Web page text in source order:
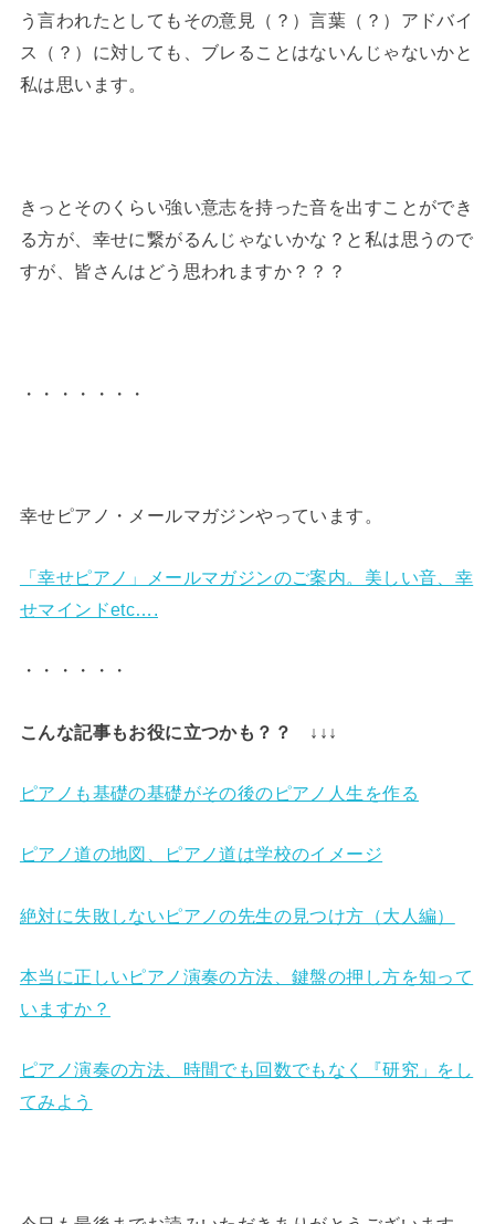
う言われたとしてもその意見（？）言葉（？）アドバイ
ス（？）に対しても、ブレることはないんじゃないかと
私は思います。
きっとそのくらい強い意志を持った音を出すことができ
る方が、幸せに繋がるんじゃないかな？と私は思うので
すが、皆さんはどう思われますか？？？
・・・・・・・
幸せピアノ・メールマガジンやっています。
「幸せピアノ」メールマガジンのご案内。美しい音、幸
せマインドetc….
・・・・・・
こんな記事もお役に立つかも？？ ↓↓↓
ピアノも基礎の基礎がその後のピアノ人生を作る
ピアノ道の地図、ピアノ道は学校のイメージ
絶対に失敗しないピアノの先生の見つけ方（大人編）
本当に正しいピアノ演奏の方法、鍵盤の押し方を知って
いますか？
ピアノ演奏の方法、時間でも回数でもなく『研究」をし
てみよう